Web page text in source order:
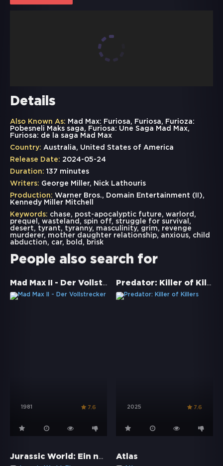
Details
Also Known As: Mad Max: Furiosa, Furiosa, Furioza:
Pobesneli Maks saga, Furiosa: Une Saga Mad Max,
Furiosa: de la saga Mad Max
Country: Australia, United States of America
Release Date: 2024-05-24
Duration: 137 minutes
Writers: George Miller, Nick Lathouris
Production: Warner Bros., Domain Entertainment (II),
Kennedy Miller Mitchell
Keywords: chase, post-apocalyptic future, warlord ,
prequel , wasteland , spin off, struggle for survival ,
desert, tyrant, tyranny, masculinity, grim, revenge
murderer, mother daughter relationship, anxious, child
abduction, car, bold , brisk
People also search for
Mad Max II - Der Vollstrecker
1981 7.6
Predator: Killer of Killers
2025 7.6
Jurassic World: Ein neues Zeitalter Atlas